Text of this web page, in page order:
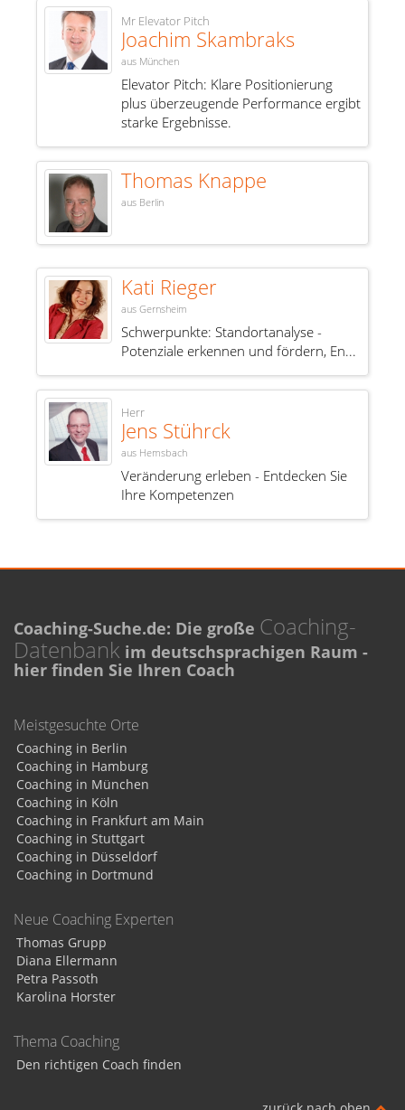
Mr Elevator Pitch
Joachim Skambraks
aus München
Elevator Pitch: Klare Positionierung
plus überzeugende Performance ergibt
starke Ergebnisse.
Thomas Knappe
aus Berlin
Kati Rieger
aus Gernsheim
Schwerpunkte: Standortanalyse -
Potenziale erkennen und fördern, En...
Herr
Jens Stührck
aus Hemsbach
Veränderung erleben - Entdecken Sie
Ihre Kompetenzen
Coaching-Suche.de: Die große Coaching-
Datenbank im deutschsprachigen Raum -
hier finden Sie Ihren Coach
Meistgesuchte Orte
Coaching in Berlin
Coaching in Hamburg
Coaching in München
Coaching in Köln
Coaching in Frankfurt am Main
Coaching in Stuttgart
Coaching in Düsseldorf
Coaching in Dortmund
Neue Coaching Experten
Thomas Grupp
Diana Ellermann
Petra Passoth
Karolina Horster
Thema Coaching
Den richtigen Coach finden